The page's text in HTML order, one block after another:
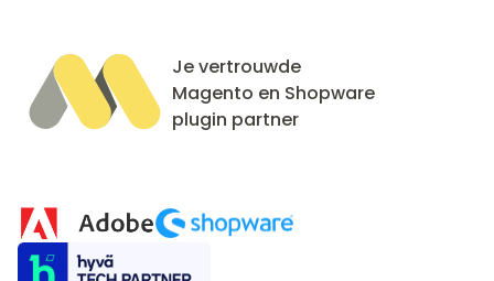
Je vertrouwde
Magento en Shopware
plugin partner